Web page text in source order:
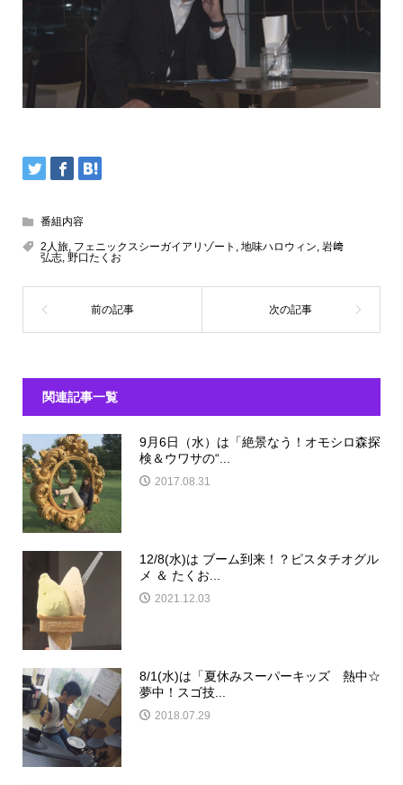
番組内容
2人旅, フェニックスシーガイアリゾート , 地味ハロウィン, 岩﨑
弘志, 野口たくお
関連記事一覧
9月6日（水）は「絶景なう！オモシロ森探
検＆ウワサの“...
2017.08.31
12/8(水)は ブーム到来！？ピスタチオグル
メ ＆ たくお...
2021.12.03
8/1(水)は「夏休みスーパーキッズ 熱中☆
夢中！スゴ技...
2018.07.29